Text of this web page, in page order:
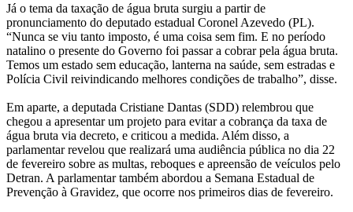
Já o tema da taxação de água bruta surgiu a partir de
pronunciamento do deputado estadual Coronel Azevedo (PL).
“Nunca se viu tanto imposto, é uma coisa sem fim. E no período
natalino o presente do Governo foi passar a cobrar pela água bruta.
Temos um estado sem educação, lanterna na saúde, sem estradas e
Polícia Civil reivindicando melhores condições de trabalho”, disse.
Em aparte, a deputada Cristiane Dantas (SDD) relembrou que
chegou a apresentar um projeto para evitar a cobrança da taxa de
água bruta via decreto, e criticou a medida. Além disso, a
parlamentar revelou que realizará uma audiência pública no dia 22
de fevereiro sobre as multas, reboques e apreensão de veículos pelo
Detran. A parlamentar também abordou a Semana Estadual de
Prevenção à Gravidez, que ocorre nos primeiros dias de fevereiro.